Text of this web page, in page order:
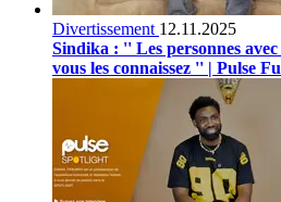
Divertissement 12.11.2025
Sindika : '' Les personnes
vous les connaissez '' | Pulse